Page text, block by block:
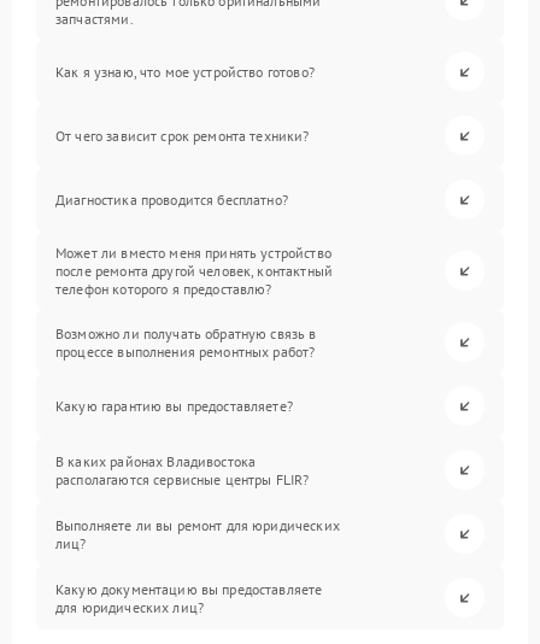
запчастями.
Как я узнаю, что мое устройство готово?
От чего зависит срок ремонта техники?
Диагностика проводится бесплатно?
Может ли вместо меня принять устройство
после ремонта другой человек, контактный
телефон которого я предоставлю?
Возможно ли получать обратную связь в
процессе выполнения ремонтных работ?
Какую гарантию вы предоставляете?
В каких районах Владивостока
располагаются сервисные центры FLIR?
Выполняете ли вы ремонт для юридических
лиц?
Какую документацию вы предоставляете
для юридических лиц?